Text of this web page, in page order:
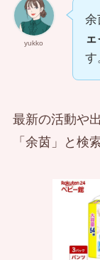
yukko
余
す
最新の活動や
「余茵」と検